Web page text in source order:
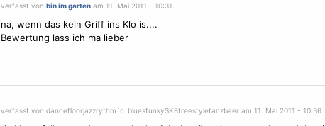
verfasst von bin im gartenam 11. Mai 2011 - 10:31.
na, wenn das kein Griff ins Klo is....
Bewertung lass ich ma lieber
verfasst von dancefloorjazzrythm´n´bluesfunkySK8freestyletanzbaer am 11. Mai 2011 - 10:36.